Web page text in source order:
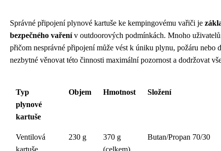
Správné připojení plynové kartuše ke kempingovému vařiči je
bezpečného vařenív outdoorových podmínkách. Mnoho uživatelů
přičom nesprávné připojení může vést k úniku plynu, požáru nebo
nezbytné věnovat této činnosti maximální pozornost a dodržovat
Typ
plynové
kartuše
Objem Hmotnost Složení
Ventilová
230 g
370 g
Butan/Propan 70/30